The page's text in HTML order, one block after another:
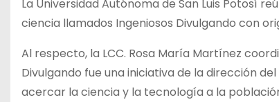
La Universidad Autónoma de San Luis Potosí
ciencia llamados Ingeniosos Divulgando con
Al respecto, la LCC. Rosa María Martínez
Divulgando fue una iniciativa de la dirección
acercar la ciencia y la tecnología a la